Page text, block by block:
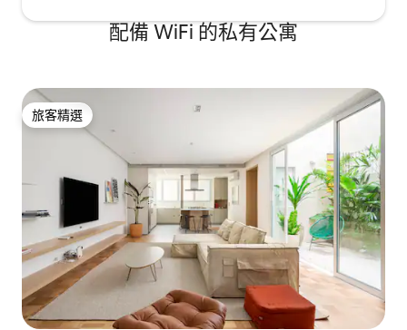
配備 WiFi 的私有公寓
旅客精選
旅客精選